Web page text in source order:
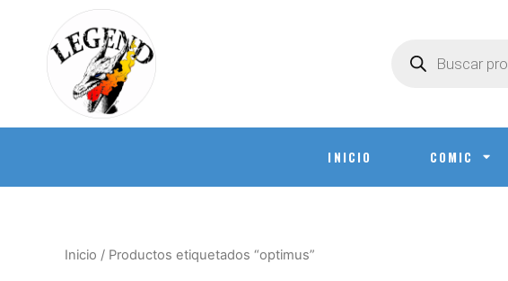
INICIO COMIC
Inicio / Productos etiquetados “optimus”